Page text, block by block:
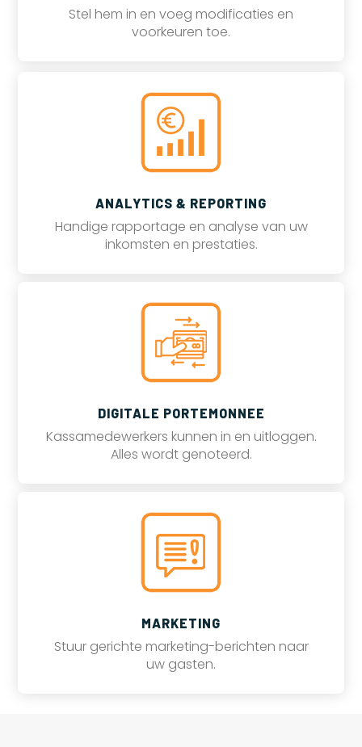
Stel hem in en voeg modificaties en
voorkeuren toe.
ANALYTICS & REPORTING
Handige rapportage en analyse van uw
inkomsten en prestaties.
DIGITALE PORTEMONNEE
Kassamedewerkers kunnen in en uitloggen.
Alles wordt genoteerd.
MARKETING
Stuur gerichte marketing-berichten naar
uw gasten.